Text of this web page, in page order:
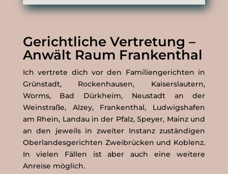
Gerichtliche Vertretung –
Anwält Raum Frankenthal
Ich vertrete dich vor den Familiengerichten in
Grünstadt, Rockenhausen, Kaiserslautern,
Worms, Bad Dürkheim, Neustadt an der
Weinstraße, Alzey, Frankenthal, Ludwigshafen
am Rhein, Landau in der Pfalz, Speyer, Mainz und
an den jeweils in zweiter Instanz zuständigen
Oberlandesgerichten Zweibrücken und Koblenz.
In vielen Fällen ist aber auch eine weitere
Anreise möglich.